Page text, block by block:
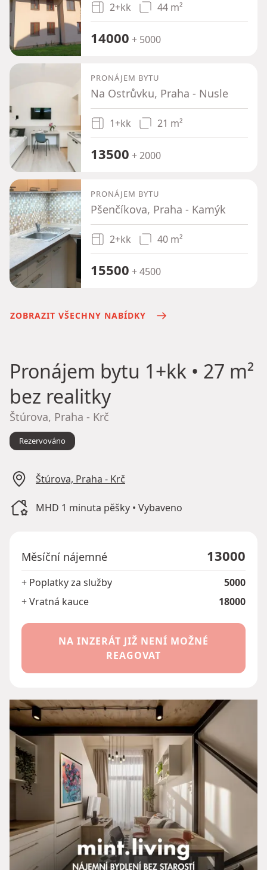
2+kk 44 m²
14000 + 5000
PRONÁJEM BYTU
Na Ostrůvku, Praha - Nusle
1+kk 21 m²
13500 + 2000
PRONÁJEM BYTU
Pšenčíkova, Praha - Kamýk
2+kk 40 m²
15500 + 4500
ZOBRAZIT VŠECHNY NABÍDKY
Pronájem bytu 1+kk • 27 m²
bez realitky
Štúrova, Praha - Krč
Rezervováno
Štúrova, Praha - Krč
MHD 1 minuta pěšky • Vybaveno
Měsíční nájemné 13000
+ Poplatky za služby
5000
+ Vratná kauce
18000
NA INZERÁT JIŽ NENÍ MOŽNÉ
REAGOVAT